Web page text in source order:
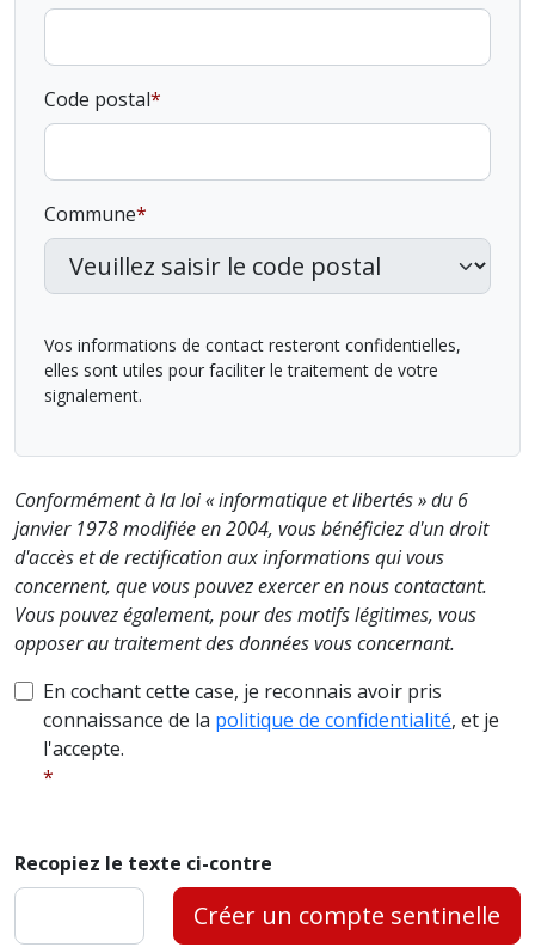
Code postal
Commune
Vos informations de contact resteront confidentielles,
elles sont utiles pour faciliter le traitement de votre
signalement.
Conformément à la loi « informatique et libertés » du 6
janvier 1978 modifiée en 2004, vous bénéficiez d'un droit
d'accès et de rectification aux informations qui vous
concernent, que vous pouvez exercer en nous contactant.
Vous pouvez également, pour des motifs légitimes, vous
opposer au traitement des données vous concernant.
En cochant cette case, je reconnais avoir pris
connaissance de la politique de confidentialité, et je
l'accepte.
Recopiez le texte ci-contre
Créer un compte sentinelle